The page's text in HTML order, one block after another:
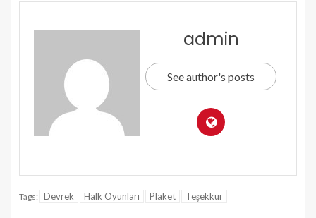
admin
See author's posts
Tags: Devrek Halk Oyunları Plaket Teşekkür